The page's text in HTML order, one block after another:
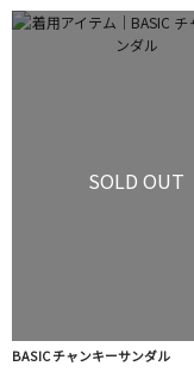
SOLD OUT
BASIC チャンキーサンダル